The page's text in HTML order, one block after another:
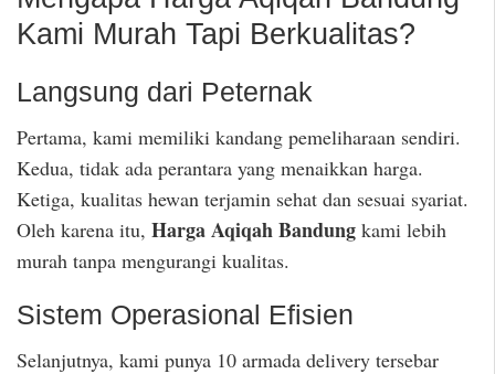
Kami Murah Tapi Berkualitas?
Langsung dari Peternak
Pertama, kami memiliki kandang pemeliharaan sendiri.
Kedua, tidak ada perantara yang menaikkan harga.
Ketiga, kualitas hewan terjamin sehat dan sesuai syariat.
Oleh karena itu, Harga Aqiqah Bandung kami lebih
murah tanpa mengurangi kualitas.
Sistem Operasional Efisien
Selanjutnya, kami punya 10 armada delivery tersebar